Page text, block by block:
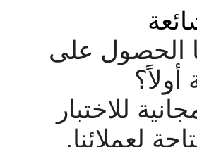
الحصول على
أولاً؟
للاختبار
لعملائنا.